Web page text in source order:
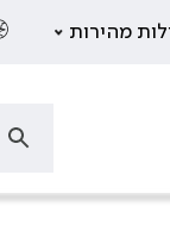
מהירות